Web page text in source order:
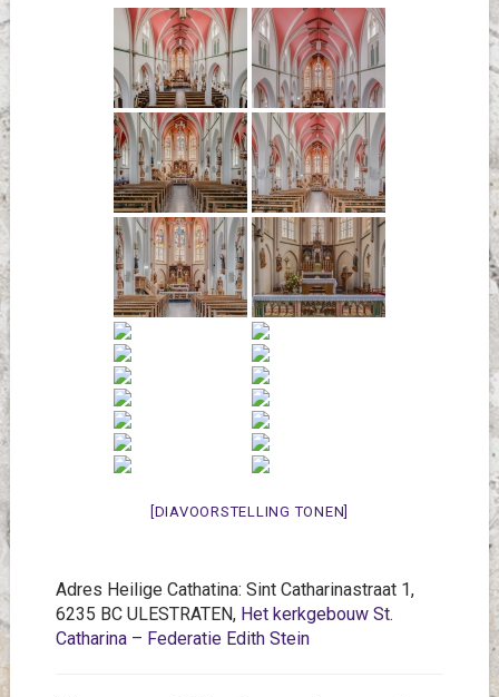
[DIAVOORSTELLING TONEN]
Adres Heilige Cathatina: Sint Catharinastraat 1,
6235 BC ULESTRATEN, Het kerkgebouw St.
Catharina – Federatie Edith Stein